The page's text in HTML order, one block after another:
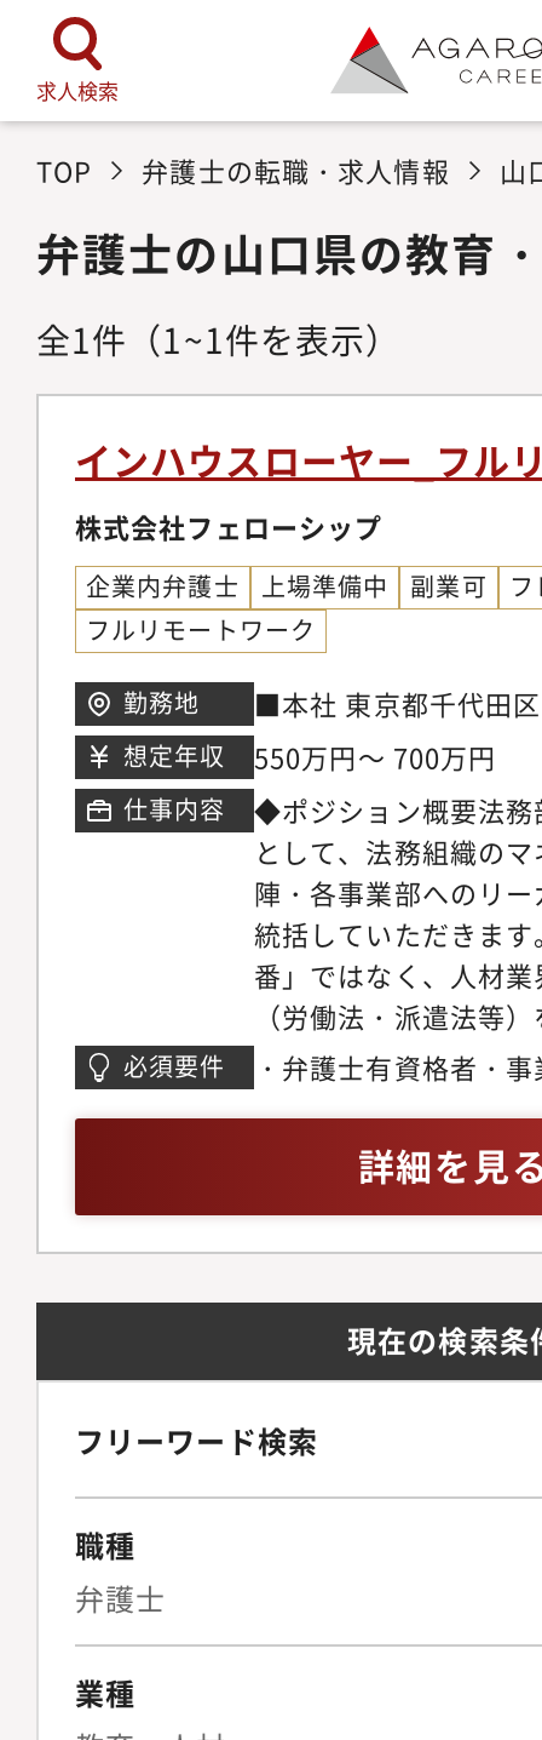
求人検索
TOP 弁護士の転職・求人情報 山
弁護士の山口県の教育
全1件 （1~1件を表示）
インハウスローヤー_フル
株式会社フェローシップ
企業内弁護士 上場準備中 副業可
フルリモートワーク
勤務地
■本社 東京都千代田
際ビル3階
想定年収 550万円～ 700万円
仕事内容
◆ポジション概要法務
として、法務組織の
陣・各事業部へのリ
統括していただきま
番」ではなく、人材
（労働法・派遣法等
事業成長とガバナン
備を見据えた組織体
法務の観点から経営
プライアンス文化を
る牽引役を担ってい
ジメント・法務戦略
ト（メンバーの育成
理）全社的なリーガ
よび中長期的な法務
の折衝・連携および
営陣に対する法的論
必須要件
・弁護士有資格者・
渉経験・日本語ビジ
中国語レベルは不問
詳細を見
現在の検索条
フリーワード検索
職種
弁護士
業種